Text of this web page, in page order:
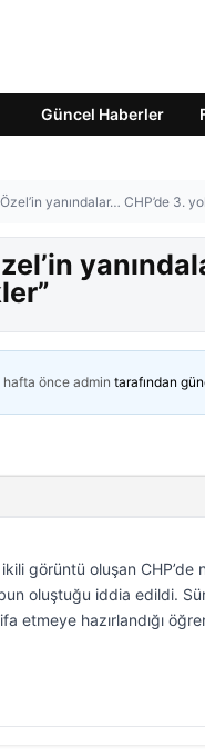
Güncel Haberler
yanındalar… CHP’de 3.
hafta önce admin tarafından
görüntü oluşan CHP’de
oluştuğu iddia edildi.
etmeye hazırlandığı